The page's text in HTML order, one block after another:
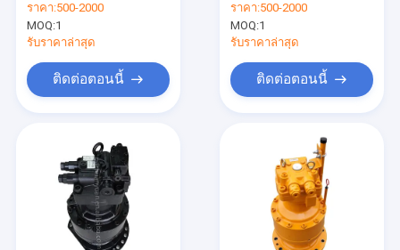
ชิ ZX330 ZX330-3
ZX350-3 ZX330-5G
ราคา:500-2000
MOQ:1
รับราคาล่าสุด
ติดต่อตอนนี้
ดรอลิก
ราคา:500-2000
MOQ:1
รับราคาล่าสุด
ติดต่อตอนนี้